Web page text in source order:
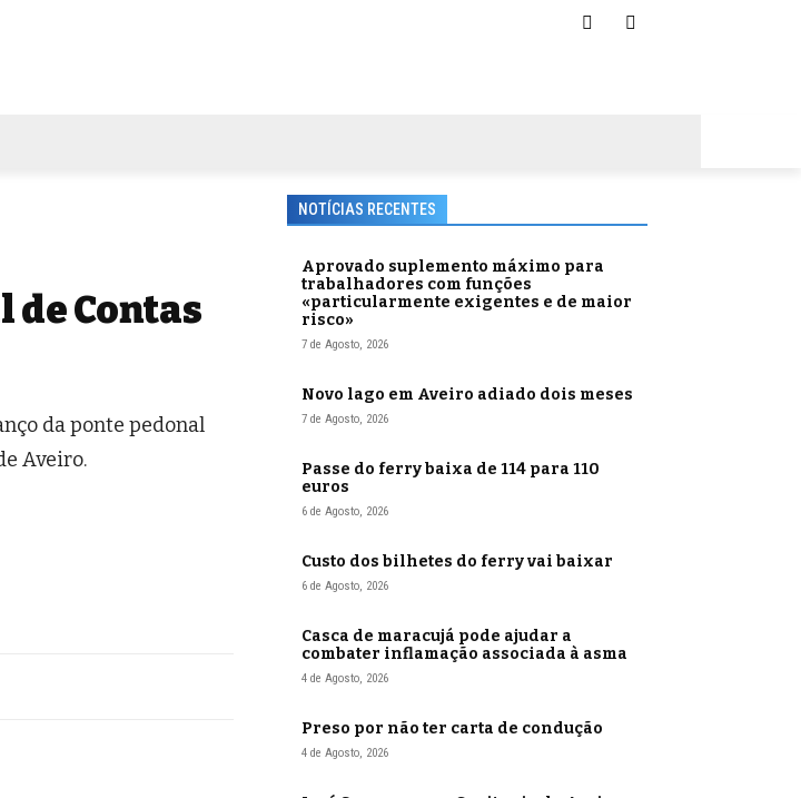
de Contas
da ponte pedonal
Aveiro.
NOTÍCIAS RECENTES
Aprovado suplemento máximo para
trabalhadores com funções
«particularmente exigentes e de maior
risco»
7 de Agosto, 2026
Novo lago em Aveiro adiado dois meses
7 de Agosto, 2026
Passe do ferry baixa de 114 para 110
euros
6 de Agosto, 2026
Custo dos bilhetes do ferry vai baixar
6 de Agosto, 2026
Casca de maracujá pode ajudar a
combater inflamação associada à asma
4 de Agosto, 2026
Preso por não ter carta de condução
4 de Agosto, 2026